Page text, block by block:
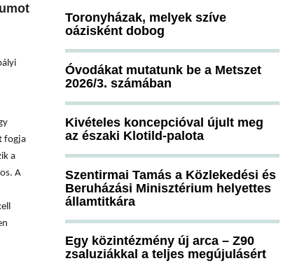
fogja
a
A
Toronyházak, melyek szíve
oázisként dobog
Óvodákat mutatunk be a Metszet
2026/3. számában
Kivételes koncepcióval újult meg
az északi Klotild-palota
Szentirmai Tamás a Közlekedési és
Beruházási Minisztérium helyettes
államtitkára
Egy közintézmény új arca – Z90
zsaluziákkal a teljes megújulásért